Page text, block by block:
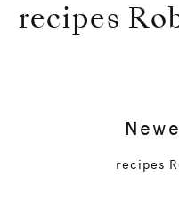
recipes
recipes